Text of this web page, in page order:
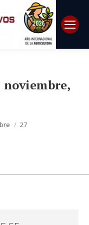
noviembre,
27